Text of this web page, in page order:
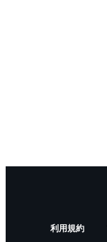
利用規約